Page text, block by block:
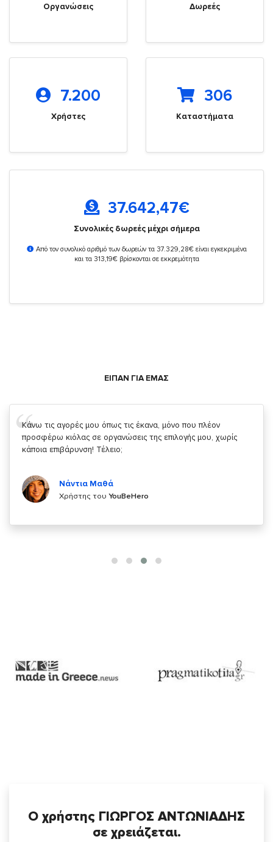
Οργανώσεις Δωρεές
7.200
Χρήστες
306
Καταστήματα
37.642,47€
Συνολικές δωρεές μέχρι σήμερα
Από τον συνολικό αριθμό των δωρεών τα 37.329,28€ είναι εγκεκριμένα
και τα 313,19€ βρίσκονται σε εκκρεμότητα
ΕΙΠΑΝ ΓΙΑ ΕΜΑΣ
Σας ευχαριστώ που μας δίνετε την δυνατότητα να κάνουμε
κάτι!
Χρήστης τουYouBeHero
Ο χρήστης ΓΙΩΡΓΟΣ ΑΝΤΩΝΙΑΔΗΣ
σε χρειάζεται.